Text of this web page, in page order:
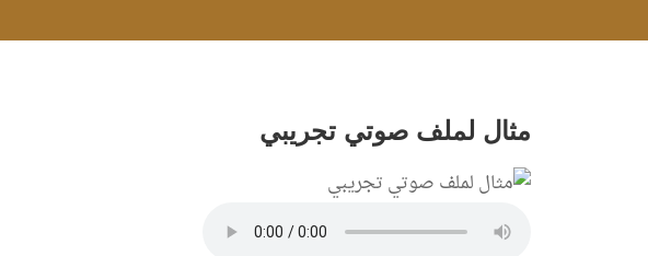
مثال لملف صوتي تجريبي